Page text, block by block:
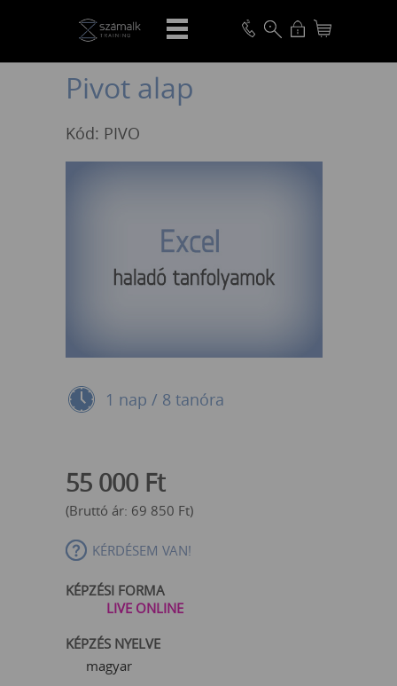
VISSZA
Pivot alap
Kód: PIVO
1 nap / 8 tanóra
55 000 Ft
(Bruttó ár: 69 850 Ft)
KÉRDÉSEM VAN!
KÉPZÉSI FORMA
LIVE ONLINE
KÉPZÉS NYELVE
magyar